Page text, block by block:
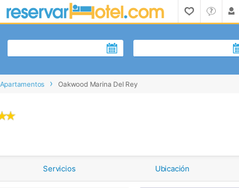
Apartamentos Oakwood Marina Del Rey
Servicios Ubicación